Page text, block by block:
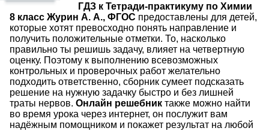
ГДЗ к Тетради-практикуму по Химии
8 класс Журин А. А., ФГОС предоставлены для детей,
которые хотят превосходно понять направление и
получить положительные отметки. То, насколько
правильно ты решишь задачу, влияет на четвертную
оценку. Поэтому к выполнению всевозможных
контрольных и проверочных работ желательно
подходить ответственно, сборник сумеет подсказать
решение на нужную задачку быстро и без лишней
траты нервов. Онлайн решебник также можно найти
во время урока через интернет, он послужит вам
надёжным помощником и покажет результат на любой